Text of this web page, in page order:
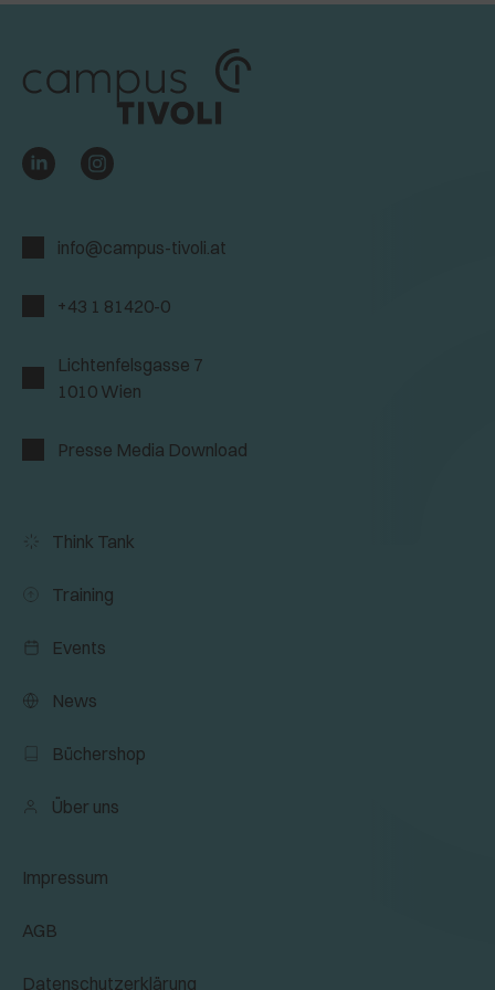
info@campus-tivoli.at
+43 1 81420-0
Lichtenfelsgasse 7
1010 Wien
Presse Media Download
Think Tank
Training
Events
News
Büchershop
Über uns
Impressum
AGB
Datenschutzerklärung